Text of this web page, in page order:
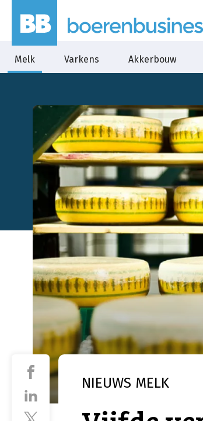
Melk Varkens Akkerbouw
NIEUWS MELK